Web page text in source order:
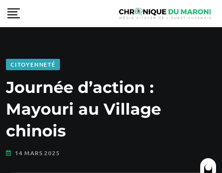
CITOYENNETÉ
Journée d’action :
Mayouri au Village
chinois
14 MARS 2025